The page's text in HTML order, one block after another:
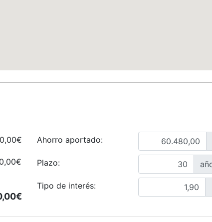
Ahorro aportado:
Plazo:
Tipo de interés: